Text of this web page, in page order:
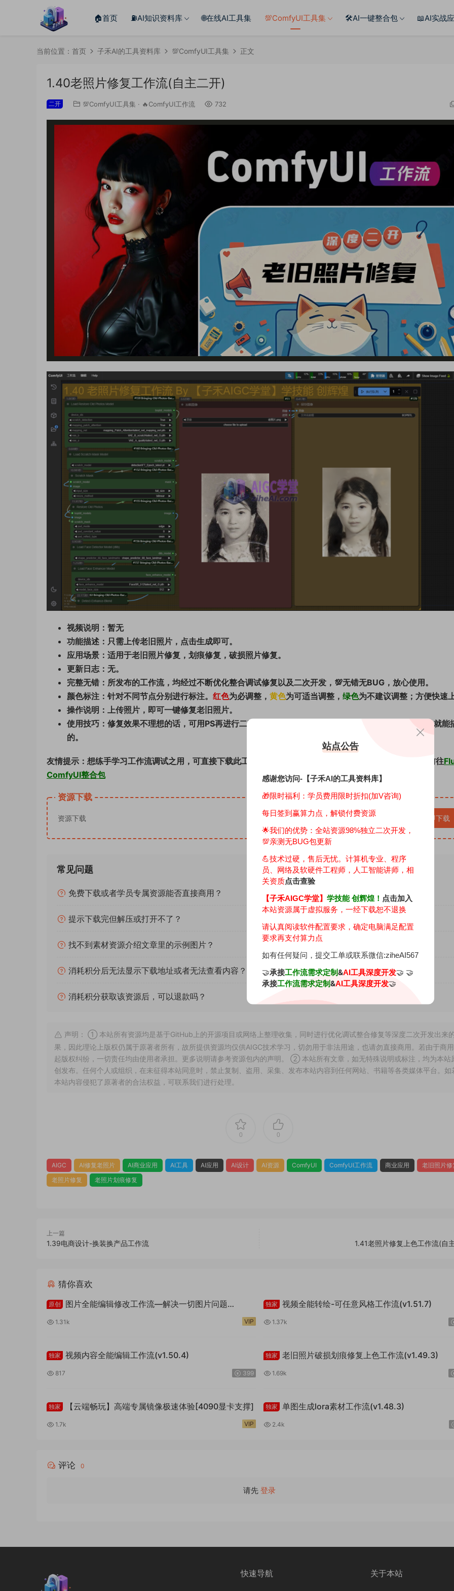
🏠首页 ⛽️AI知识资料库 🌐在线AI工具集 💯ComfyUI工具集 🛠️AI一键整合包 📖AI实战
当前位置： 首页 子禾AI的工具资料库 💯ComfyUI工具集 正文
1.40老照片修复工作流(自主二开)
二开 💯ComfyUI工具集 · 🔥ComfyUI工作流 732
视频说明：暂无
功能描述：只需上传老旧照片，点击生成即可。
应用场景：适用于老旧照片修复，划痕修复，破损照片修复。
更新日志：无。
完整无错：所发布的工作流，均经过不断优化整合调试修复以及二次开发，💯无错无BUG，放心使用。
颜色标注：针对不同节点分别进行标注。 红色为必调整， 黄色为可适当调整， 绿色为不建议调整；方便快速
操作说明：上传照片，即可一键修复老旧照片。
使用技巧：修复效果不理想的话，可用PS再进行二次加工，特别是破损严重的照片，不是单靠一款工具就能
的。
友情提示：想练手学习工作流调试之用，可直接下载此工作流，如果想直接上手实操，请下载整合包，点击前往
ComfyUI整合包
资源下载
资源下载 立即下载
常见问题
免费下载或者学员专属资源能否直接商用？
提示下载完但解压或打开不了？
找不到素材资源介绍文章里的示例图片？
消耗积分后无法显示下载地址或者无法查看内容？
消耗积分获取该资源后，可以退款吗？
声明： ① 本站所有资源均是基于GitHub上的开源项目或网络上整理收集，同时进行优化调试整合修复等深度二次开发出来
果，因此理论上版权仍属于原著者所有，故所提供资源均仅供AIGC技术学习，切勿用于非法用途，也请勿直接商用。若由于商用
起版权纠纷，一切责任均由使用者承担。更多说明请参考资源包内的声明。 ② 本站所有文章，如无特殊说明或标注，均为本站
创发布。任何个人或组织，在未征得本站同意时，禁止复制、盗用、采集、发布本站内容到任何网站、书籍等各类媒体平台。如
本站内容侵犯了原著者的合法权益，可联系我们进行处理。
0 0
AIGC AI修复老照片 AI商业应用 AI工具 AI应用 AI设计 AI资源 ComfyUI ComfyUI工作流 商业应用
老旧照片修
老照片修复
老照片划痕修复
上一篇
1.39电商设计-换装换产品工作流 1.41老照片修复上色工作流(自
猜你喜欢
原创
图片全能编辑修改工作流—解决一切图片问题
(v1.52.6)
1.31k VIP
独家 视频全能转绘-可任意风格工作流(v1.51.7)
1.37k
独家 视频内容全能编辑工作流(v1.50.4)
817 399
独家 老旧照片破损划痕修复上色工作流(v1.49.3)
1.69k
独家 【云端畅玩】高端专属镜像极速体验[4090显卡支撑]
1.7k VIP
独家 单图生成lora素材工作流(v1.48.3)
2.4k
评论 0
请先 登录
快速导航 关于本站
站点公告
感谢您访问-【子禾AI的工具资料库】
🎁限时福利：学员费用限时折扣(加V咨询)
每日签到赢算力点，解锁付费资源
🌟我们的优势： 全站资源98%独立二次开发，
💯亲测无BUG包更新
💪技术过硬，售后无忧。计算机专业、程序
员、网络及软硬件工程师，人工智能讲师，相
关资质点击查验
【子禾AIGC学堂】 学技能 创辉煌！ 点击加入
本站资源属于虚拟服务，一经下载恕不退换
请认真阅读软件配置要求，确定电脑满足配置
要求再支付算力点
如有任何疑问，提交工单或联系微信:ziheAI567
🤝承接工作流需求定制&AI工具深度开发🤝 🤝
承接工作流需求定制&AI工具深度开发🤝